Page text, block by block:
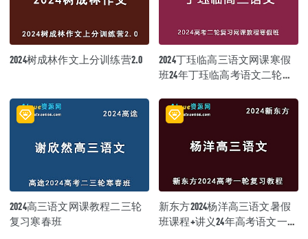
2024树成林作文上分训练营2.0
2024丁珏临高三语文网课寒假
班24年丁珏临高考语文二轮复
2024高三语文网课教程二三轮
复习寒春班
新东方2024杨洋高三语文暑假
班课程+讲义24年高考语文一轮